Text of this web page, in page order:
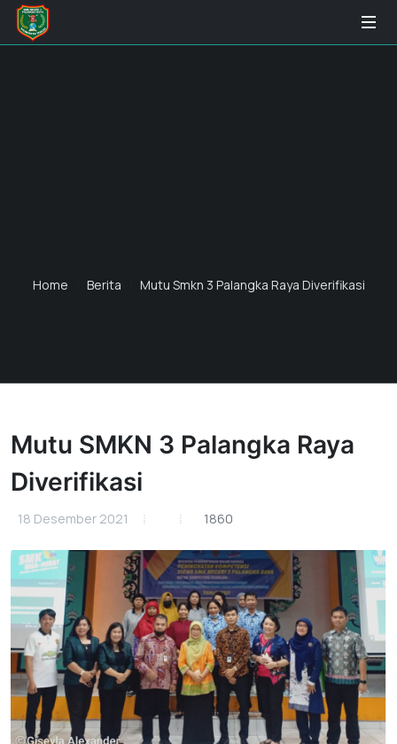
Home Berita Mutu Smkn 3 Palangka Raya Diverifikasi
Mutu SMKN 3 Palangka Raya
Diverifikasi
18 Desember 2021 1860